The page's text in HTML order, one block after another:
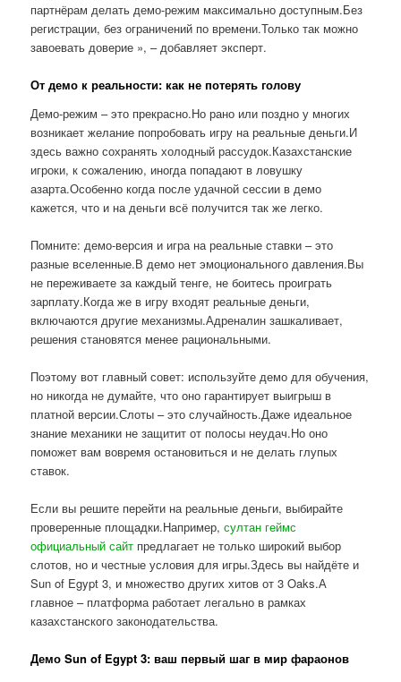
партнёрам делать демо-режим максимально доступным.Без
регистрации, без ограничений по времени.Только так можно
завоевать доверие », – добавляет эксперт.
От демо к реальности: как не потерять голову
Демо-режим – это прекрасно.Но рано или поздно у многих
возникает желание попробовать игру на реальные деньги.И
здесь важно сохранять холодный рассудок.Казахстанские
игроки, к сожалению, иногда попадают в ловушку
азарта.Особенно когда после удачной сессии в демо
кажется, что и на деньги всё получится так же легко.
Помните: демо-версия и игра на реальные ставки – это
разные вселенные.В демо нет эмоционального давления.Вы
не переживаете за каждый тенге, не боитесь проиграть
зарплату.Когда же в игру входят реальные деньги,
включаются другие механизмы.Адреналин зашкаливает,
решения становятся менее рациональными.
Поэтому вот главный совет: используйте демо для обучения,
но никогда не думайте, что оно гарантирует выигрыш в
платной версии.Слоты – это случайность.Даже идеальное
знание механики не защитит от полосы неудач.Но оно
поможет вам вовремя остановиться и не делать глупых
ставок.
Если вы решите перейти на реальные деньги, выбирайте
проверенные площадки.Например,султан геймс
официальный сайт предлагает не только широкий выбор
слотов, но и честные условия для игры.Здесь вы найдёте и
Sun of Egypt 3, и множество других хитов от 3 Oaks.А
главное – платформа работает легально в рамках
казахстанского законодательства.
Демо Sun of Egypt 3: ваш первый шаг в мир фараонов